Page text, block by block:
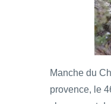
Manche du
provence, le